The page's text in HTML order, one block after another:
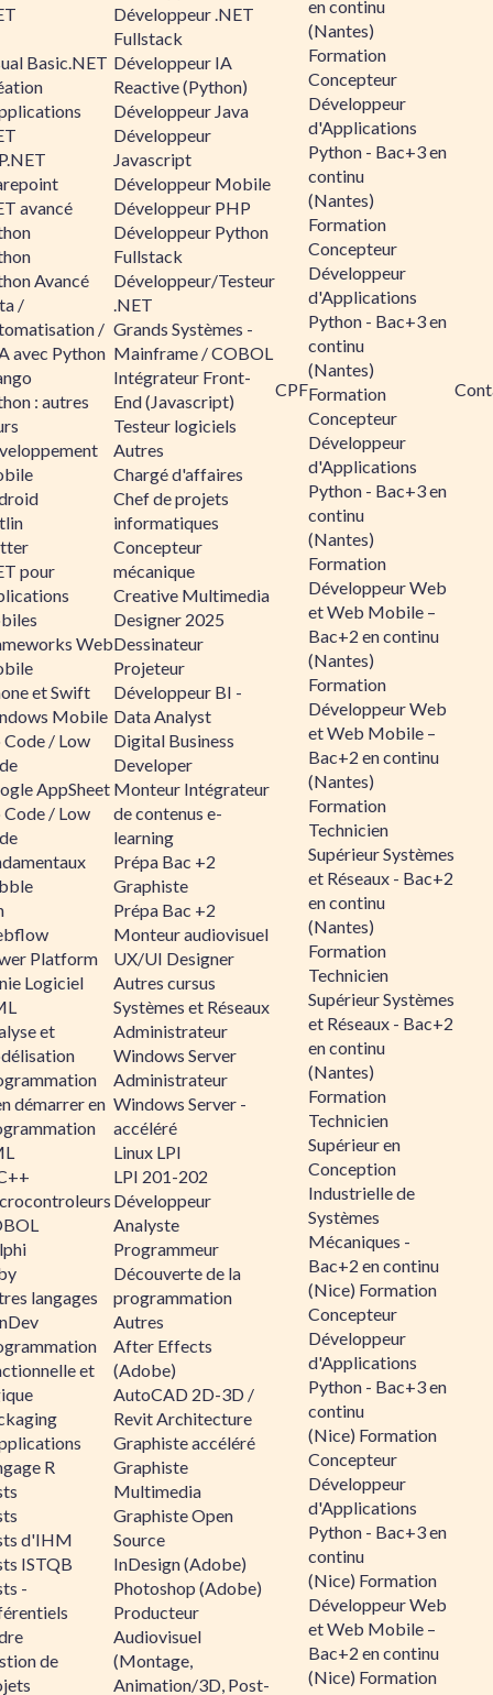
Basic.NET
avancé
Avancé
/
/
avec Python
: autres
pour
Web
et Swift
Mobile
/ Low
AppSheet
/ Low
Platform
Logiciel
et
démarrer en
langages
et
R
d'IHM
ISTQB
-
de
Développeur .NET
Fullstack
Développeur IA
Reactive (Python)
Développeur Java
Développeur
Javascript
Développeur Mobile
Développeur PHP
Développeur Python
Fullstack
Développeur/Testeur
.NET
Grands Systèmes -
Mainframe / COBOL
Intégrateur Front-
End (Javascript)
Testeur logiciels
Autres
Chargé d'affaires
Chef de projets
informatiques
Concepteur
mécanique
Creative Multimedia
Designer 2025
Dessinateur
Projeteur
Développeur BI -
Data Analyst
Digital Business
Developer
Monteur Intégrateur
de contenus e-
learning
Prépa Bac +2
Graphiste
Prépa Bac +2
Monteur audiovisuel
UX/UI Designer
Autres cursus
Systèmes et Réseaux
Administrateur
Windows Server
Administrateur
Windows Server -
accéléré
Linux LPI
LPI 201-202
Développeur
Analyste
Programmeur
Découverte de la
programmation
Autres
After Effects
(Adobe)
AutoCAD 2D-3D /
Revit Architecture
Graphiste accéléré
Graphiste
Multimedia
Graphiste Open
Source
InDesign (Adobe)
Photoshop (Adobe)
Producteur
Audiovisuel
(Montage,
Animation/3D, Post-
CPF
en continu
(Nantes)
Formation
Concepteur
Développeur
d'Applications
Python - Bac+3 en
continu
(Nantes)
Formation
Concepteur
Développeur
d'Applications
Python - Bac+3 en
continu
(Nantes)
Formation
Concepteur
Développeur
d'Applications
Python - Bac+3 en
continu
(Nantes)
Formation
Développeur Web
et Web Mobile –
Bac+2 en continu
(Nantes)
Formation
Développeur Web
et Web Mobile –
Bac+2 en continu
(Nantes)
Formation
Technicien
Supérieur Systèmes
et Réseaux - Bac+2
en continu
(Nantes)
Formation
Technicien
Supérieur Systèmes
et Réseaux - Bac+2
en continu
(Nantes)
Formation
Technicien
Supérieur en
Conception
Industrielle de
Systèmes
Mécaniques -
Bac+2 en continu
(Nice) Formation
Concepteur
Développeur
d'Applications
Python - Bac+3 en
continu
(Nice) Formation
Concepteur
Développeur
d'Applications
Python - Bac+3 en
continu
(Nice) Formation
Développeur Web
et Web Mobile –
Bac+2 en continu
(Nice) Formation